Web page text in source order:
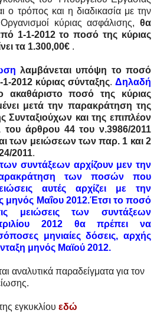
ο τρόπος και η διαδικασία με την
κύριας ασφάλισης, θα
1-1-2012 το ποσό της κύριας
τα 1.300,00€ .
λαμβάνεται υπόψη το ποσό
2012 κύριας σύνταξης.Δηλαδή
ακαθάριστο ποσό της κύριας
μετά την παρακράτηση της
Συνταξιούχων και της επιπλέον
άρθρου 44 του ν.3986/2011
των μειώσεων των παρ. 1 και 2
2011.
συντάξεων αρχίζουν μεν την
των ποσών που
αυτές αρχίζει με την
μηνός Μαΐου 2012.Έτσι το ποσό
μειώσεις των συντάξεων
2012 θα πρέπει να
μηνιαίες δόσεις, αρχής
μηνός Μαϊού 2012.
αναλυτικά παραδείγματα για τον
εγκυκλίου εδώ